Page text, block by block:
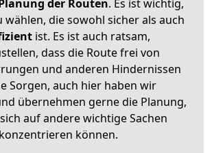
der Routen. Es ist wichtig,
wählen, die sowohl sicher als auch
ist. Es ist auch ratsam,
dass die Route frei von
und anderen Hindernissen
Sorgen, auch hier haben wir
übernehmen gerne die Planung,
auf andere wichtige Sachen
konzentrieren können.